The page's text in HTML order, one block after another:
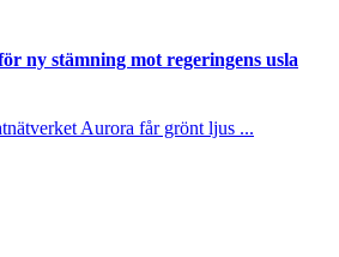
ny stämning mot regeringens usla
Aurora får grönt ljus ...